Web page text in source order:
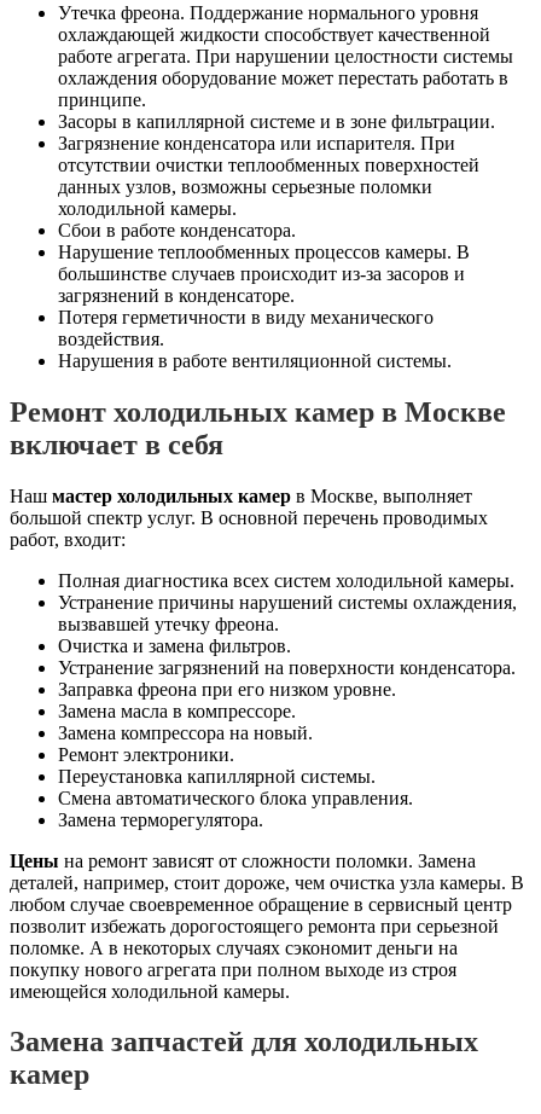
Утечка фреона. Поддержание нормального уровня
охлаждающей жидкости способствует качественной
работе агрегата. При нарушении целостности системы
охлаждения оборудование может перестать работать в
принципе.
Засоры в капиллярной системе и в зоне фильтрации.
Загрязнение конденсатора или испарителя. При
отсутствии очистки теплообменных поверхностей
данных узлов, возможны серьезные поломки
холодильной камеры.
Сбои в работе конденсатора.
Нарушение теплообменных процессов камеры. В
большинстве случаев происходит из-за засоров и
загрязнений в конденсаторе.
Потеря герметичности в виду механического
воздействия.
Нарушения в работе вентиляционной системы.
Ремонт холодильных камер в Москве
включает в себя
Наш мастер холодильных камер в Москве, выполняет
большой спектр услуг. В основной перечень проводимых
работ, входит:
Полная диагностика всех систем холодильной камеры.
Устранение причины нарушений системы охлаждения,
вызвавшей утечку фреона.
Очистка и замена фильтров.
Устранение загрязнений на поверхности конденсатора.
Заправка фреона при его низком уровне.
Замена масла в компрессоре.
Замена компрессора на новый.
Ремонт электроники.
Переустановка капиллярной системы.
Смена автоматического блока управления.
Замена терморегулятора.
Цены на ремонт зависят от сложности поломки. Замена
деталей, например, стоит дороже, чем очистка узла камеры. В
любом случае своевременное обращение в сервисный центр
позволит избежать дорогостоящего ремонта при серьезной
поломке. А в некоторых случаях сэкономит деньги на
покупку нового агрегата при полном выходе из строя
имеющейся холодильной камеры.
Замена запчастей для холодильных
камер